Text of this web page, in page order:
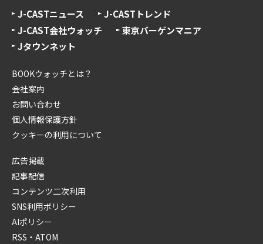
J-CASTニュース
J-CASTトレンド
J-CAST会社ウォッチ
東京バーゲンマニア
Jタウンネット
BOOKウォッチとは？
会社案内
お問い合わせ
個人情報保護方針
クッキーの利用について
広告掲載
記事配信
コンテンツ二次利用
SNS利用ポリシー
AIポリシー
RSS・ATOM